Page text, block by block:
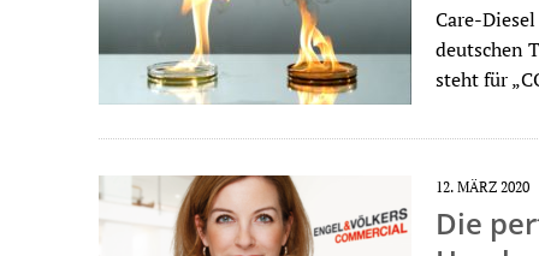
Care-
deutschen
steht für
12. MÄRZ 2020
Die